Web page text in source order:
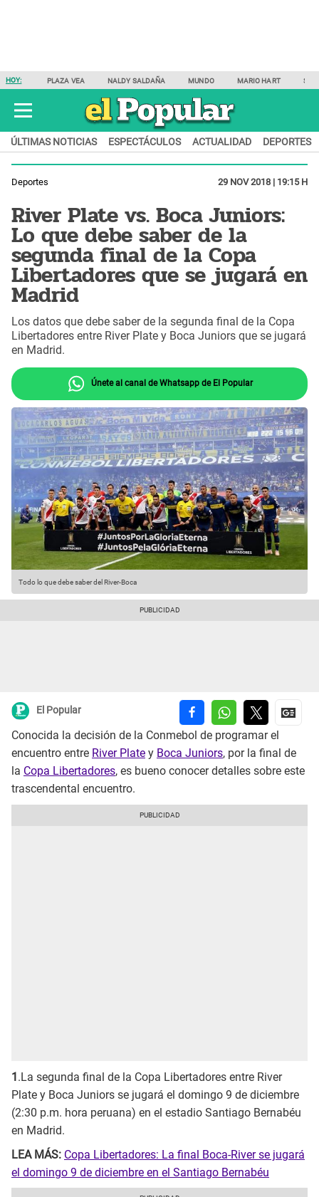
HOY: PLAZA VEA NALDY SALDAÑA MUNDO MARIO HART
ÚLTIMAS NOTICIAS ESPECTÁCULOS ACTUALIDAD DEPORTES
Deportes 29 NOV 2018 | 19:15 H
River Plate vs. Boca Juniors:
Lo que debe saber de la
segunda final de la Copa
Libertadores que se jugará en
Madrid
Los datos que debe saber de la segunda final de la Copa
Libertadores entre River Plate y Boca Juniors que se jugará
en Madrid.
Únete al canal de Whatsapp de El Popular
Todo lo que debe saber del River-Boca
El Popular
Conocida la decisión de la Conmebol de programar el
encuentro entre River Plate y Boca Juniors, por la final de
la Copa Libertadores, es bueno conocer detalles sobre este
trascendental encuentro.
1.La segunda final de la Copa Libertadores entre River
Plate y Boca Juniors se jugará el domingo 9 de diciembre
(2:30 p.m. hora peruana) en el estadio Santiago Bernabéu
en Madrid.
LEA MÁS: Copa Libertadores: La final Boca-River se jugará
el domingo 9 de diciembre en el Santiago Bernabéu